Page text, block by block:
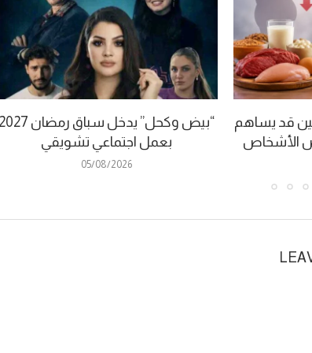
قد يساهم
الأشخاص
“بيض وكحل” يدخل سباق رمضان 2027
بعمل اجتماعي تشويقي
05/08/2026